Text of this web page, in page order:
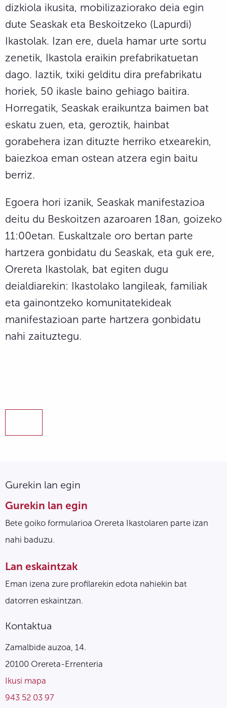
dizkiola ikusita, mobilizaziorako deia egin
dute Seaskak eta Beskoitzeko (Lapurdi)
Ikastolak. Izan ere, duela hamar urte sortu
zenetik, Ikastola eraikin prefabrikatuetan
dago. Iaztik, txiki gelditu dira prefabrikatu
horiek, 50 ikasle baino gehiago baitira.
Horregatik, Seaskak eraikuntza baimen bat
eskatu zuen, eta, geroztik, hainbat
gorabehera izan dituzte herriko etxearekin,
baiezkoa eman ostean atzera egin baitu
berriz.
Egoera hori izanik, Seaskak manifestazioa
deitu du Beskoitzen azaroaren 18an, goizeko
11:00etan. Euskaltzale oro bertan parte
hartzera gonbidatu du Seaskak, eta guk ere,
Orereta Ikastolak, bat egiten dugu
deialdiarekin: Ikastolako langileak, familiak
eta gainontzeko komunitatekideak
manifestazioan parte hartzera gonbidatu
nahi zaituztegu.
Gurekin lan egin
Gurekin lan egin
Bete goiko formularioa Orereta Ikastolaren parte izan
nahi baduzu.
Lan eskaintzak
Eman izena zure profilarekin edota nahiekin bat
datorren eskaintzan.
Kontaktua
Zamalbide auzoa, 14.
20100 Orereta-Errenteria
Ikusi mapa
943 52 03 97